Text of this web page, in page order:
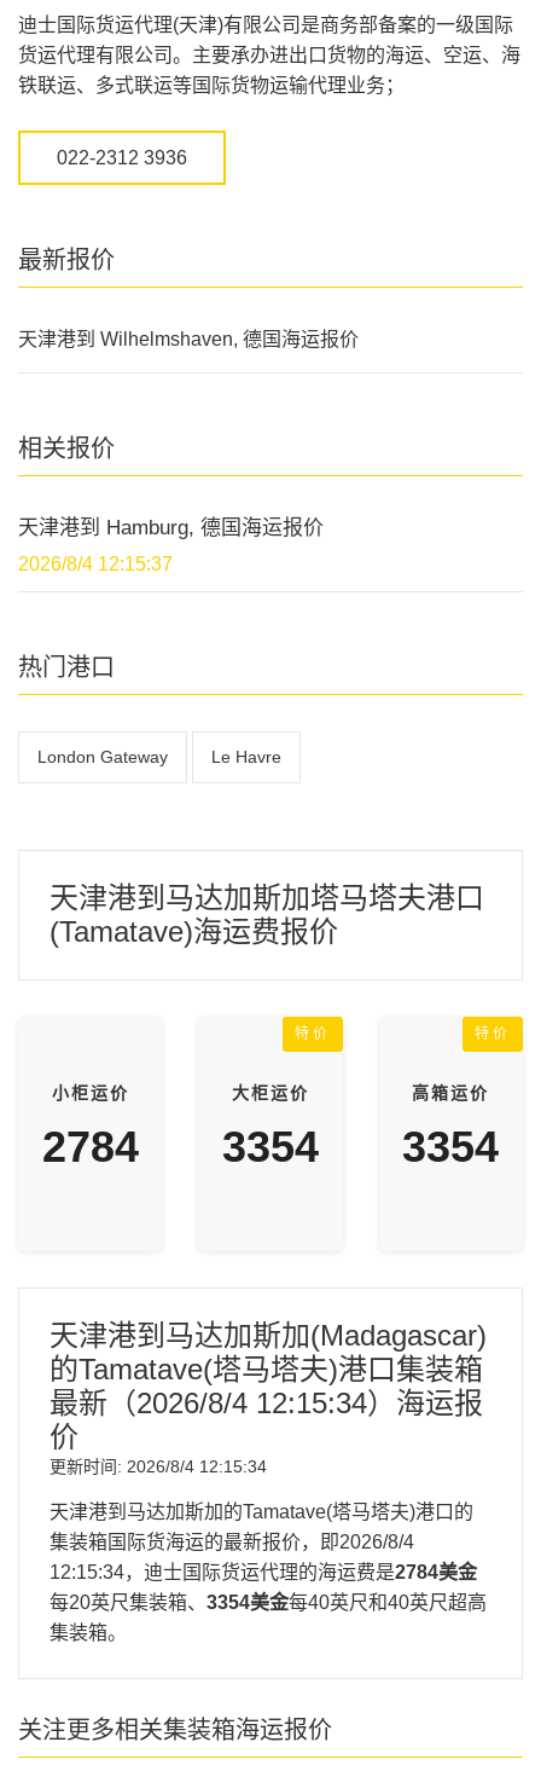
迪士国际货运代理(天津)有限公司是商务部备案的一级国际
货运代理有限公司。主要承办进出口货物的海运、空运、海
铁联运、多式联运等国际货物运输代理业务；
022-2312 3936
最新报价
天津港到 Wilhelmshaven, 德国海运报价
相关报价
天津港到 Hamburg, 德国海运报价
2026/8/4 12:15:37
热门港口
London Gateway Le Havre
天津港到马达加斯加塔马塔夫港口
(Tamatave)海运费报价
小柜运价
2784
特价
大柜运价
3354
特价
高箱运价
3354
天津港到马达加斯加(Madagascar)
的Tamatave(塔马塔夫)港口集装箱
最新（2026/8/4 12:15:34）海运报
价
更新时间: 2026/8/4 12:15:34
天津港到马达加斯加的Tamatave(塔马塔夫)港口的
集装箱国际货海运的最新报价，即2026/8/4
12:15:34，迪士国际货运代理的海运费是2784美金
每20英尺集装箱、 3354美金每40英尺和40英尺超高
集装箱。
关注更多相关集装箱海运报价